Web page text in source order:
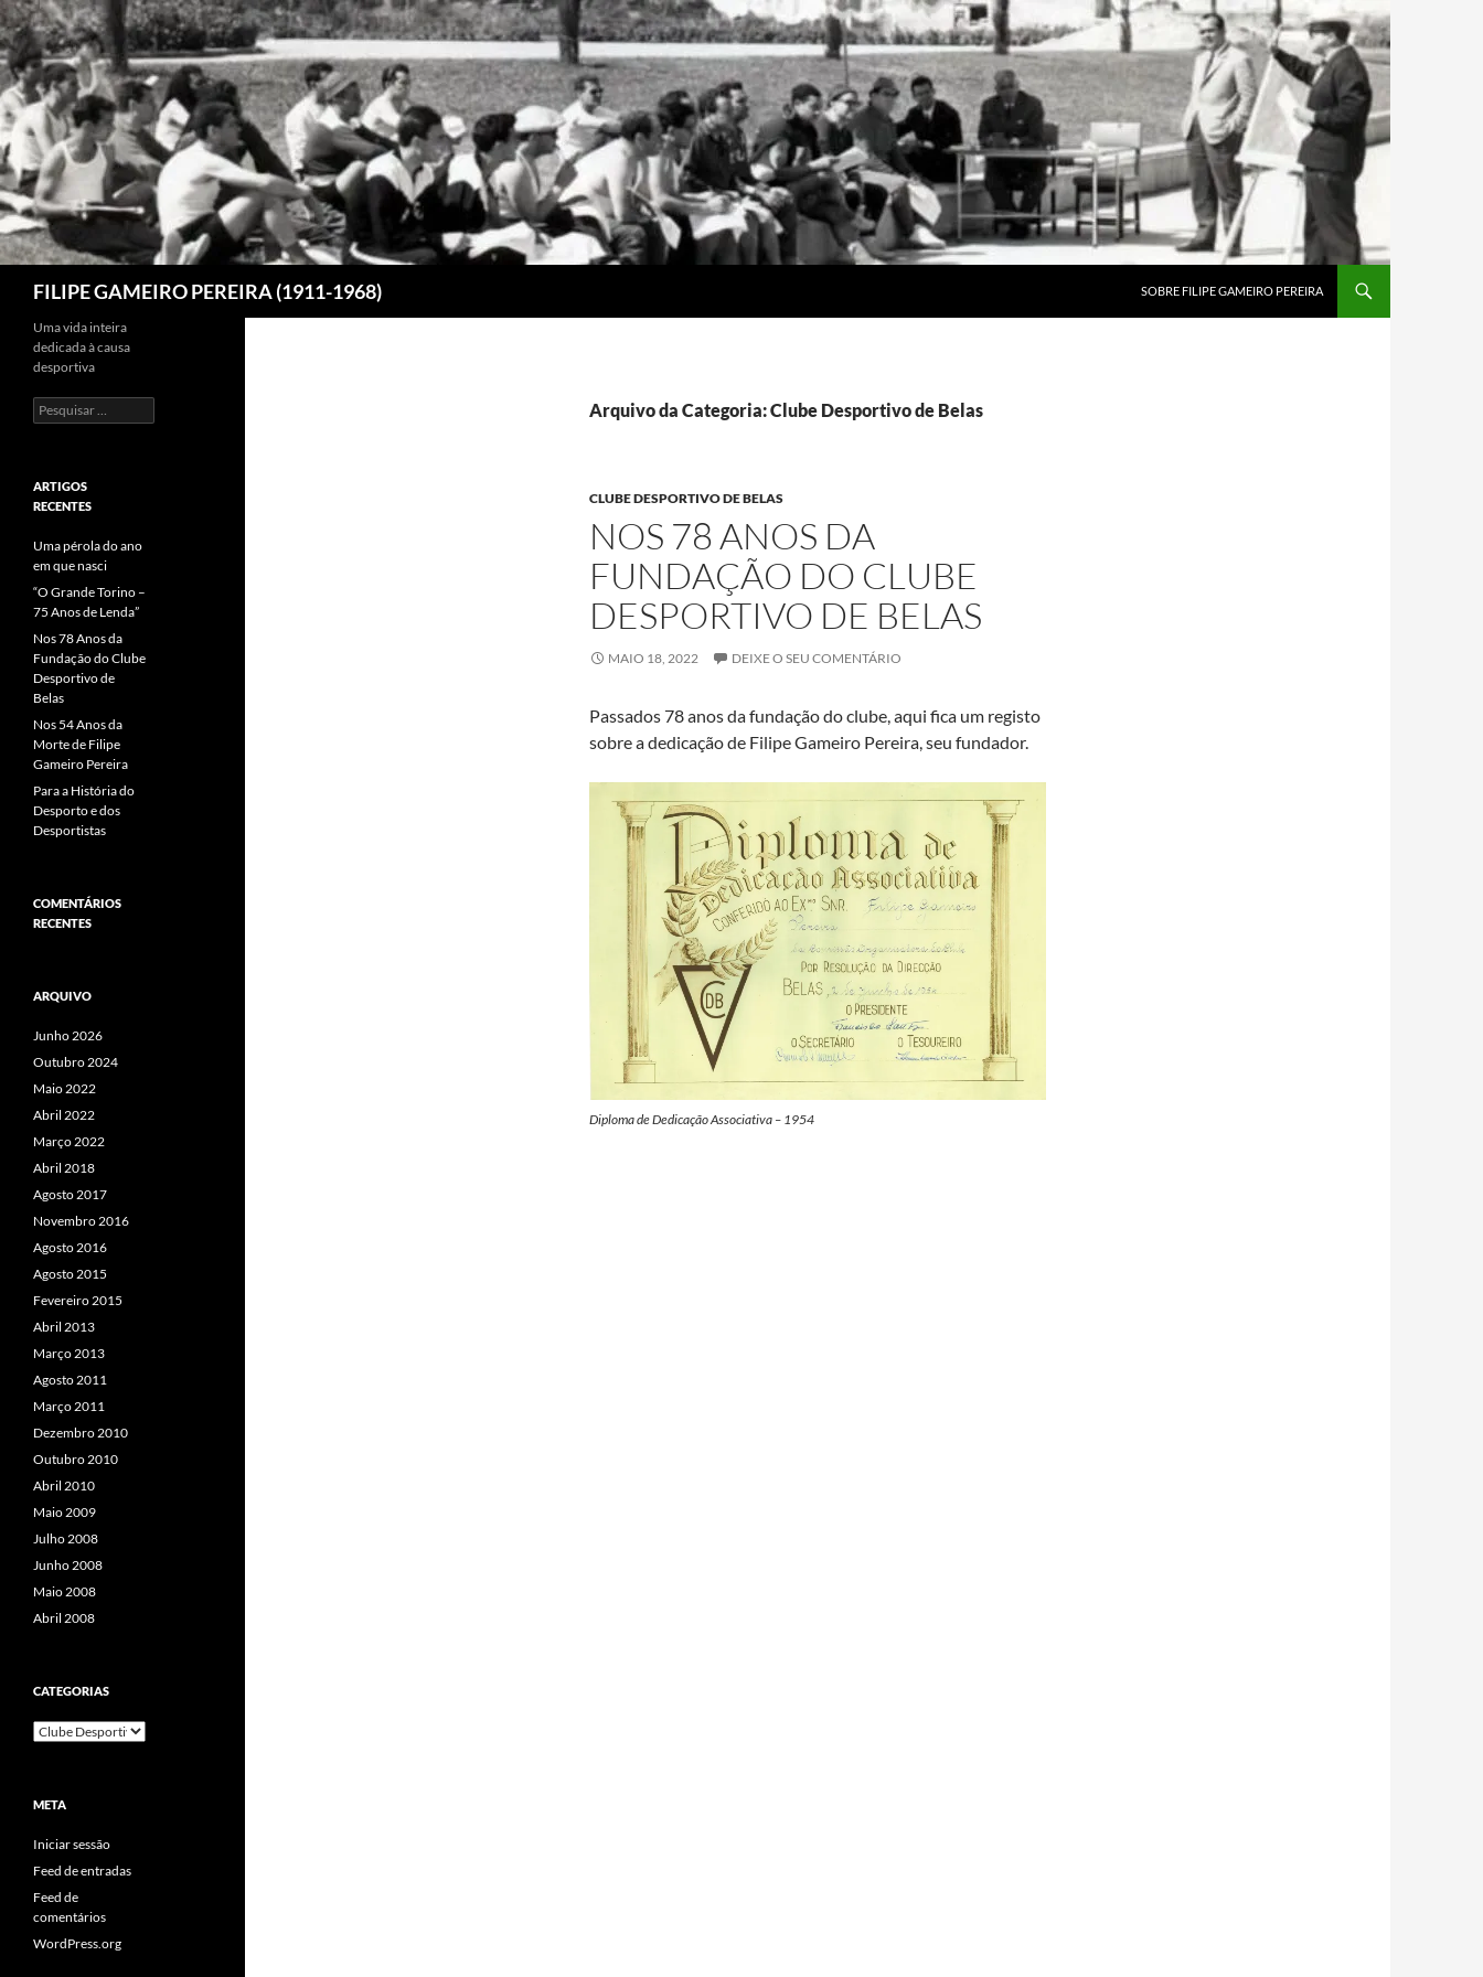
Saltar
para
o
conteúdo
FILIPE GAMEIRO PEREIRA (1911-1968) SOBRE FILIPE GAMEIRO PEREIRA
Arquivo da Categoria: Clube Desportivo de Belas
CLUBE DESPORTIVO DE BELAS
NOS 78 ANOS DA
FUNDAÇÃO DO CLUBE
DESPORTIVO DE BELAS
MAIO 18, 2022 DEIXE O SEU COMENTÁRIO
Passados 78 anos da fundação do clube, aqui fica um registo
sobre a dedicação de Filipe Gameiro Pereira, seu fundador.
Diploma de Dedicação Associativa – 1954
Uma vida inteira
dedicada à causa
desportiva
Pesquisar
por:
ARTIGOS
RECENTES
Uma pérola do ano
em que nasci
“O Grande Torino –
75 Anos de Lenda”
Nos 78 Anos da
Fundação do Clube
Desportivo de
Belas
Nos 54 Anos da
Morte de Filipe
Gameiro Pereira
Para a História do
Desporto e dos
Desportistas
COMENTÁRIOS
RECENTES
ARQUIVO
Junho 2026
Outubro 2024
Maio 2022
Abril 2022
Março 2022
Abril 2018
Agosto 2017
Novembro 2016
Agosto 2016
Agosto 2015
Fevereiro 2015
Abril 2013
Março 2013
Agosto 2011
Março 2011
Dezembro 2010
Outubro 2010
Abril 2010
Maio 2009
Julho 2008
Junho 2008
Maio 2008
Abril 2008
CATEGORIAS
Categorias
META
Iniciar sessão
Feed de entradas
Feed de
comentários
WordPress.org